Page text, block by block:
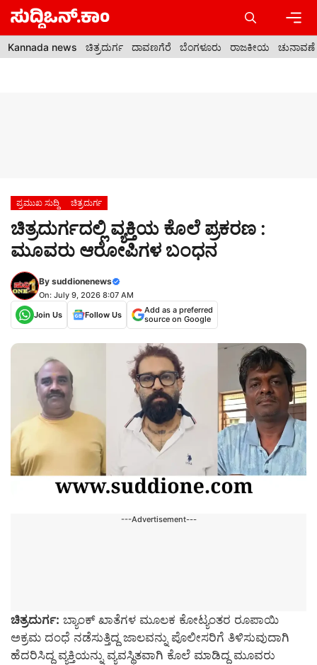
Skip
content
Kannada news ಚಿತ್ರದುರ್ಗ ದಾವಣಗೆರೆ ಬೆಂಗಳೂರು ರಾಜಕೀಯ ಚುನಾವಣೆ
ಪ್ರಮುಖ ಸುದ್ದಿ ಚಿತ್ರದುರ್ಗ
ಚಿತ್ರದುರ್ಗದಲ್ಲಿ ವ್ಯಕ್ತಿಯ ಕೊಲೆ ಪ್ರಕರಣ :
ಮೂವರು ಆರೋಪಿಗಳ ಬಂಧನ
By suddionenews
On: July 9, 2026 8:07 AM
Join Us
Follow Us
Add as a preferred
source on Google
---Advertisement---
ಚಿತ್ರದುರ್ಗ: ಬ್ಯಾಂಕ್ ಖಾತೆಗಳ ಮೂಲಕ ಕೋಟ್ಯಂತರ ರೂಪಾಯಿ
ಅಕ್ರಮ ದಂಧೆ ನಡೆಸುತ್ತಿದ್ದ ಜಾಲವನ್ನು ಪೊಲೀಸರಿಗೆ ತಿಳಿಸುವುದಾಗಿ
ಹೆದರಿಸಿದ್ದ ವ್ಯಕ್ತಿಯನ್ನು ವ್ಯವಸ್ಥಿತವಾಗಿ ಕೊಲೆ ಮಾಡಿದ್ದ ಮೂವರು